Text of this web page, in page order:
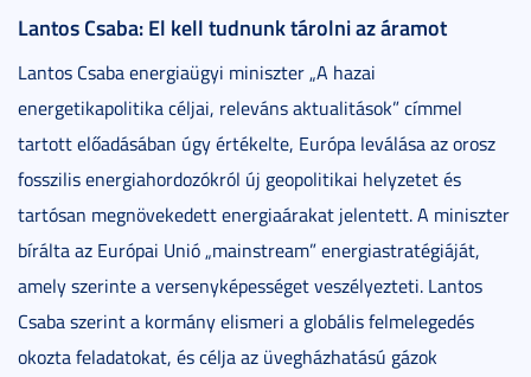
Lantos Csaba: El kell tudnunk tárolni az áramot
Lantos Csaba energiaügyi miniszter „A hazai
energetikapolitika céljai, releváns aktualitások” címmel
tartott előadásában úgy értékelte, Európa leválása az orosz
fosszilis energiahordozókról új geopolitikai helyzetet és
tartósan megnövekedett energiaárakat jelentett. A miniszter
bírálta az Európai Unió „mainstream” energiastratégiáját,
amely szerinte a versenyképességet veszélyezteti. Lantos
Csaba szerint a kormány elismeri a globális felmelegedés
okozta feladatokat, és célja az üvegházhatású gázok